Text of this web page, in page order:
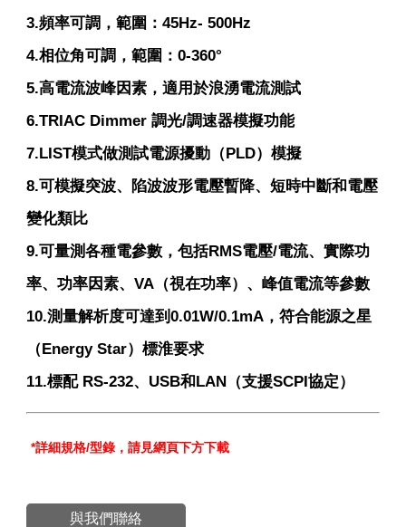
3.頻率可調，範圍：45Hz- 500Hz
4.相位角可調，範圍：0-360°
5.高電流波峰因素，適用於浪湧電流測試
6.TRIAC Dimmer 調光/調速器模擬功能
7.LIST模式做測試電源擾動（PLD）模擬
8.可模擬突波、陷波波形電壓暫降、短時中斷和電壓
變化類比
9.可量測各種電參數，包括RMS電壓/電流、實際功
率、功率因素、VA（視在功率）、峰值電流等參數
10.測量解析度可達到0.01W/0.1mA，符合能源之星
（Energy Star）標淮要求
11.標配 RS-232、USB和LAN（支援SCPI協定）
*詳細規格/型錄，請見網頁下方下載
與我們聯絡